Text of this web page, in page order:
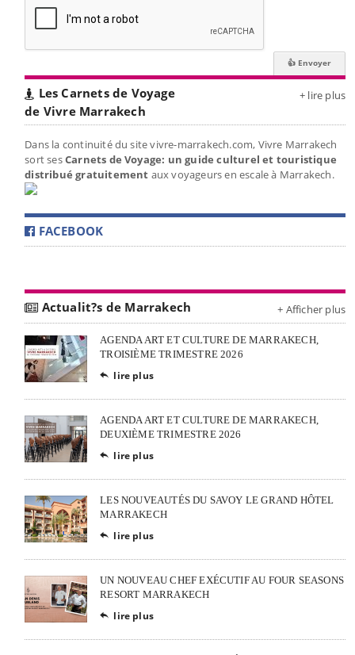
Les Carnets de Voyage
de Vivre Marrakech
+ lire plus
Dans la continuité du site vivre-marrakech.com, Vivre Marrakech
sort sesCarnets de Voyage: un guide culturel et touristique
distribué gratuitement aux voyageurs en escale à Marrakech.
FACEBOOK
Actualit?s de Marrakech + Afficher plus
AGENDA ART ET CULTURE DE MARRAKECH,
TROISIÈME TRIMESTRE 2026
 lire plus
AGENDA ART ET CULTURE DE MARRAKECH,
DEUXIÈME TRIMESTRE 2026
 lire plus
LES NOUVEAUTÉS DU SAVOY LE GRAND HÔTEL
MARRAKECH
 lire plus
UN NOUVEAU CHEF EXÉCUTIF AU FOUR SEASONS
RESORT MARRAKECH
 lire plus